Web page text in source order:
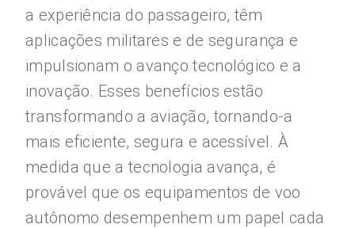
a experiência do passageiro, têm
aplicações militares e de segurança e
impulsionam o avanço tecnológico e a
inovação. Esses benefícios estão
transformando a aviação, tornando-a
mais eficiente, segura e acessível. À
medida que a tecnologia avança, é
provável que os equipamentos de voo
autônomo desempenhem um papel cada